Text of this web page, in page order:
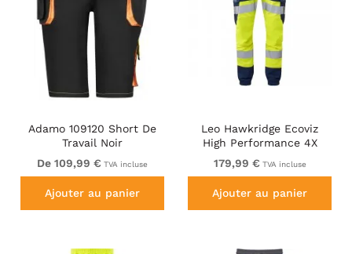
Adamo 109120 Short De
Travail Noir
De 109,99 € TVA incluse
Ajouter au panier
Leo Hawkridge Ecoviz
High Performance 4X
Stretch Trouser Hi-Vis
Yellow/Navy Print
179,99 € TVA incluse
Ajouter au panier